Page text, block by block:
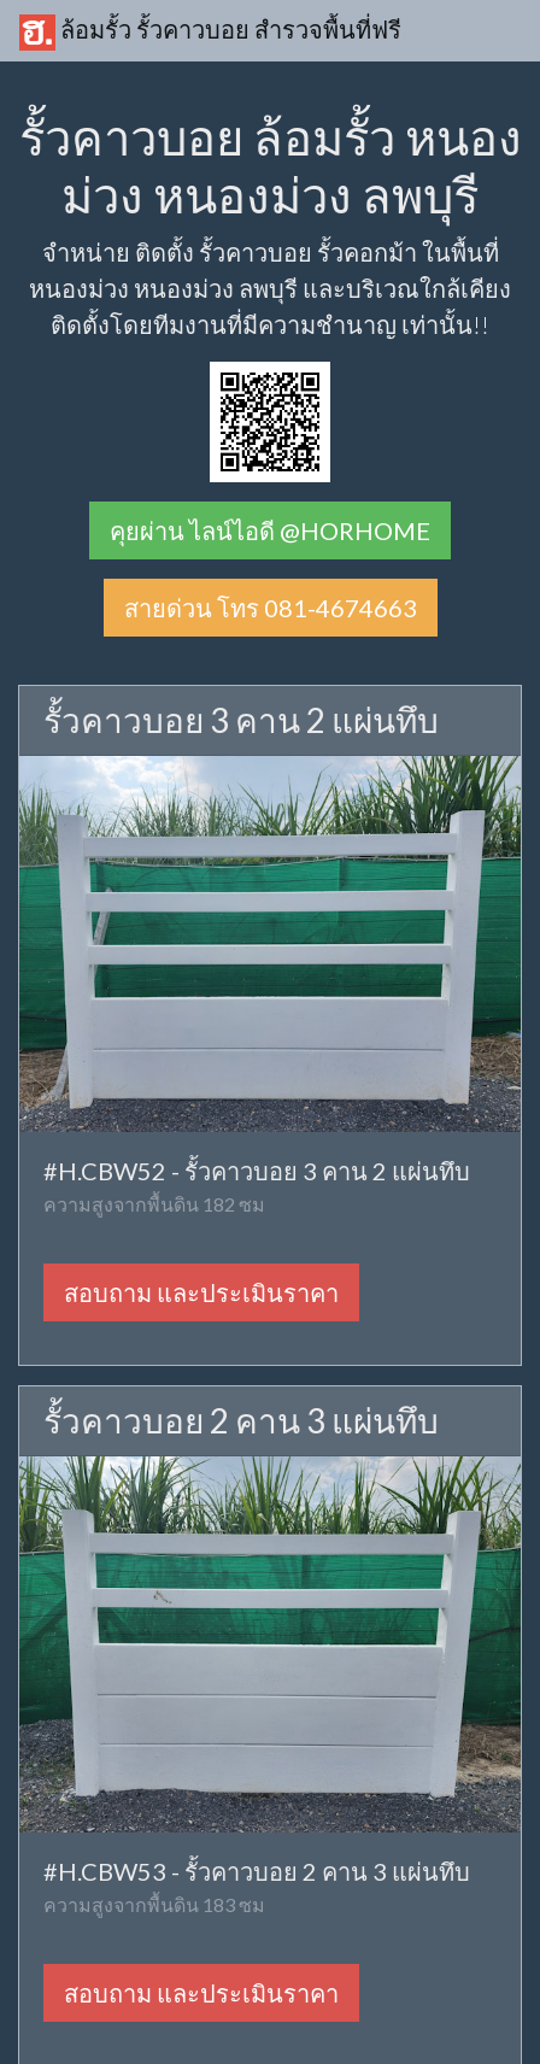
ล้อมรั้ว รั้วคาวบอย สำรวจพื้นที่ฟรี
รั้วคาวบอย ล้อมรั้ว หนอง
ม่วง หนองม่วง ลพบุรี
จำหน่าย ติดตั้ง รั้วคาวบอย รั้วคอกม้า ในพื้นที่
หนองม่วง หนองม่วง ลพบุรี และบริเวณใกล้เคียง
ติดตั้งโดยทีมงานที่มีความชำนาญ เท่านั้น!!
คุยผ่าน ไลน์ไอดี @HORHOME
สายด่วน โทร 081-4674663
รั้วคาวบอย 3 คาน 2 แผ่นทึบ
#H.CBW52 - รั้วคาวบอย 3 คาน 2 แผ่นทึบ
ความสูงจากพื้นดิน 182 ซม
สอบถาม และประเมินราคา
รั้วคาวบอย 2 คาน 3 แผ่นทึบ
#H.CBW53 - รั้วคาวบอย 2 คาน 3 แผ่นทึบ
ความสูงจากพื้นดิน 183 ซม
สอบถาม และประเมินราคา